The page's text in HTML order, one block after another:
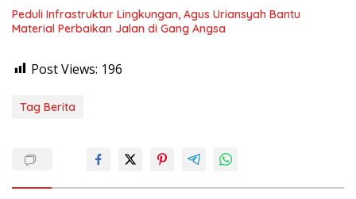
Peduli Infrastruktur Lingkungan, Agus Uriansyah Bantu
Material Perbaikan Jalan di Gang Angsa
Post Views: 196
Tag Berita